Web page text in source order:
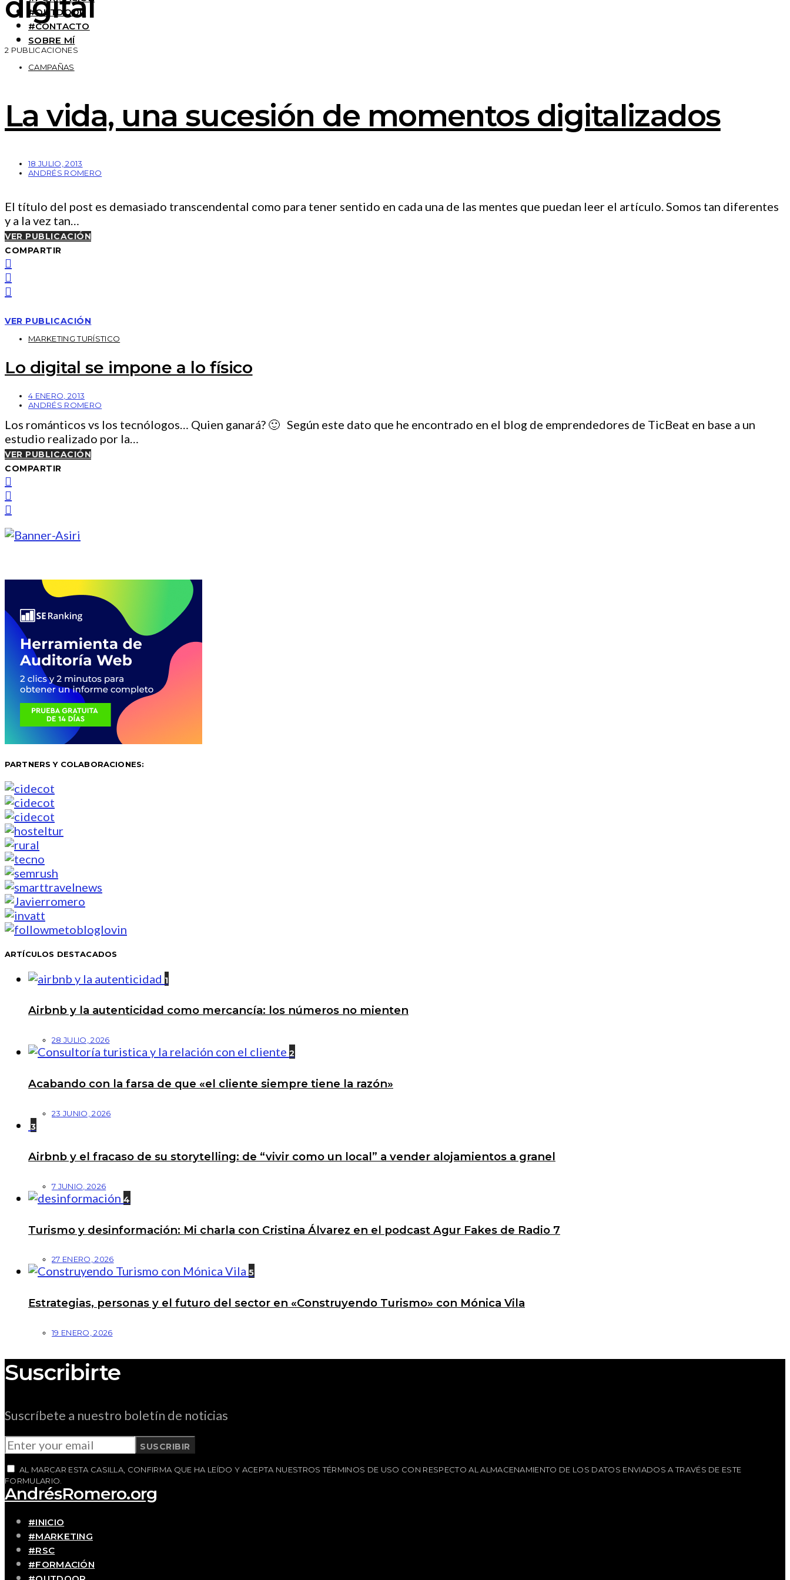
#OUTDOOR
#CONTACTO
SOBRE MÍ
2 PUBLICACIONES
CAMPAÑAS
La vida, una sucesión de momentos digitalizados
18 JULIO, 2013
ANDRÉS ROMERO
El título del post es demasiado transcendental como para tener sentido en cada una de las mentes que puedan leer el artículo. Somos tan diferentes
y a la vez tan…
VER PUBLICACIÓN
COMPARTIR
VER PUBLICACIÓN
MARKETING TURÍSTICO
Lo digital se impone a lo físico
4 ENERO, 2013
ANDRÉS ROMERO
Los románticos vs los tecnólogos… Quien ganará? 🙂 Según este dato que he encontrado en el blog de emprendedores de TicBeat en base a un
estudio realizado por la…
VER PUBLICACIÓN
COMPARTIR
PARTNERS Y COLABORACIONES:
ARTÍCULOS DESTACADOS
1
Airbnb y la autenticidad como mercancía: los números no mienten
28 JULIO, 2026
2
Acabando con la farsa de que «el cliente siempre tiene la razón»
23 JUNIO, 2026
3
Airbnb y el fracaso de su storytelling: de “vivir como un local” a vender alojamientos a granel
7 JUNIO, 2026
4
Turismo y desinformación: Mi charla con Cristina Álvarez en el podcast Agur Fakes de Radio 7
27 ENERO, 2026
5
Estrategias, personas y el futuro del sector en «Construyendo Turismo» con Mónica Vila
19 ENERO, 2026
Suscribirte
Suscríbete a nuestro boletín de noticias
SUSCRIBIR
AL MARCAR ESTA CASILLA, CONFIRMA QUE HA LEÍDO Y ACEPTA NUESTROS TÉRMINOS DE USO CON RESPECTO AL ALMACENAMIENTO DE LOS DATOS ENVIADOS A TRAVÉS DE ESTE
FORMULARIO.
AndrésRomero.org
#INICIO
#MARKETING
#RSC
#FORMACIÓN